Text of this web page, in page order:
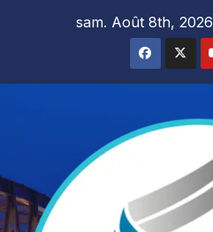
sam. Août 8th, 2026